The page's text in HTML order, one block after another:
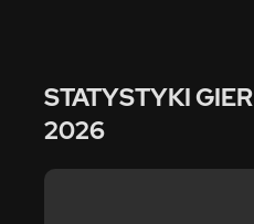
STATYSTYKI GIER
2026